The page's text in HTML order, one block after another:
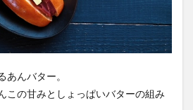
あんバター。
この甘みとしょっぱいバターの組み